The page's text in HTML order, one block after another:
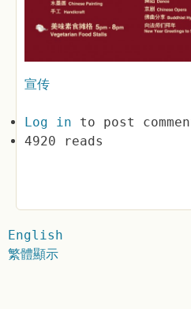
宣传
Log in to post
4920 reads
English
繁體顯示